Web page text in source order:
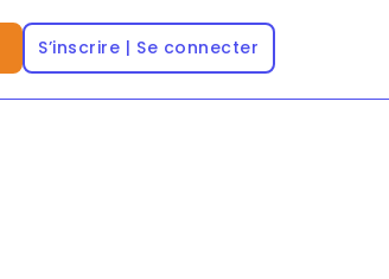
S’inscrire | Se connecter